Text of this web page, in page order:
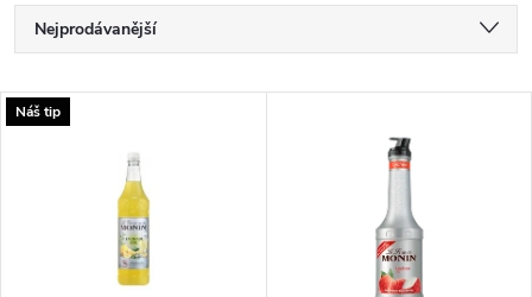
Ř
a
Nejprodávanější
Nejdražší
V
Náš tip